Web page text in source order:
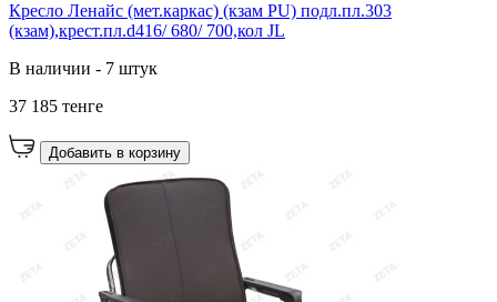
Кресло Ленайс (мет.каркас) (кзам PU) подл.пл.303
(кзам),крест.пл.d416/ 680/ 700,кол JL
В наличии - 7 штук
37 185 тенге
Добавить в корзину